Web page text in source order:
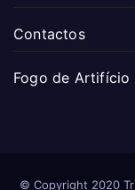
Contactos
Fogo de Artifício
© Copyright 2020